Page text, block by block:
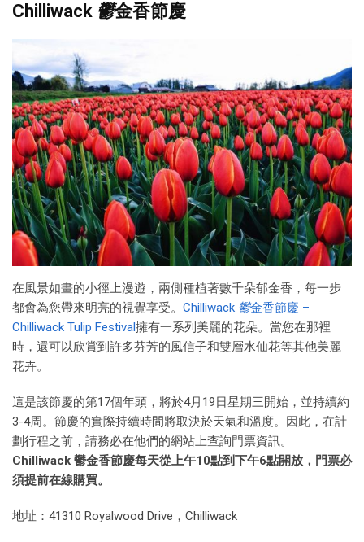
Chilliwack 鬱金香節慶
在風景如畫的小徑上漫遊，兩側種植著數千朵郁金香，每一步
都會為您帶來明亮的視覺享受。 Chilliwack 鬱金香節慶 –
Chilliwack Tulip Festival擁有一系列美麗的花朵。當您在那裡
時，還可以欣賞到許多芬芳的風信子和雙層水仙花等其他美麗
花卉。
這是該節慶的第17個年頭，將於4月19日星期三開始，並持續約
3-4周。節慶的實際持續時間將取決於天氣和溫度。因此，在計
劃行程之前，請務必在他們的網站上查詢門票資訊。
Chilliwack 鬱金香節慶每天從上午10點到下午6點開放，門票必
須提前在線購買。
地址：41310 Royalwood Drive，Chilliwack